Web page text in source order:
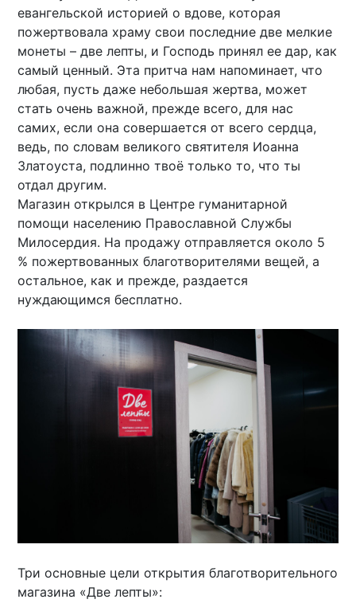
евангельской историей о вдове, которая
пожертвовала храму свои последние две мелкие
монеты – две лепты, и Господь принял ее дар, как
самый ценный. Эта притча нам напоминает, что
любая, пусть даже небольшая жертва, может
стать очень важной, прежде всего, для нас
самих, если она совершается от всего сердца,
ведь, по словам великого святителя Иоанна
Златоуста, подлинно твоё только то, что ты
отдал другим.
Магазин открылся в Центре гуманитарной
помощи населению Православной Службы
Милосердия. На продажу отправляется около 5
% пожертвованных благотворителями вещей, а
остальное, как и прежде, раздается
нуждающимся бесплатно.
Три основные цели открытия благотворительного
магазина «Две лепты»: